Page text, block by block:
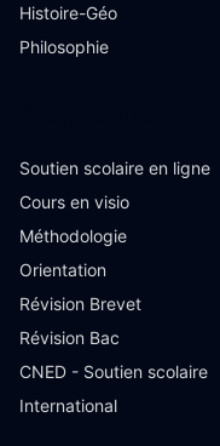
Histoire-Géo
Philosophie
Soutien scolaire en ligne
Cours en visio
Méthodologie
Orientation
Révision Brevet
Révision Bac
CNED - Soutien scolaire
International